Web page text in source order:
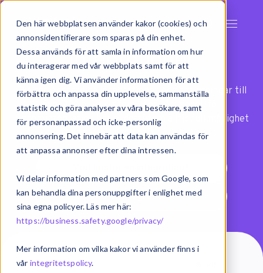
Den här webbplatsen använder kakor (cookies) och
annonsidentifierare som sparas på din enhet.
Dessa används för att samla in information om hur
du interagerar med vår webbplats samt för att
känna igen dig. Vi använder informationen för att
förbättra och anpassa din upplevelse, sammanställa
statistik och göra analyser av våra besökare, samt
för personanpassad och icke-personlig
annonsering. Det innebär att data kan användas för
att anpassa annonser efter dina intressen.
Vi delar information med partners som Google, som
kan behandla dina personuppgifter i enlighet med
sina egna policyer. Läs mer här:
https://business.safety.google/privacy/
Mer information om vilka kakor vi använder finns i
vår integritetspolicy.
Integrationer
Exsitec har färdiga integrationer och anslutningar till
över 100 olika system. Med vår modell för
systemintegration har ni dessutom alltid full möjlighet
att anpassa flöden efter era behov.
Vad är integration?
Systemintegration